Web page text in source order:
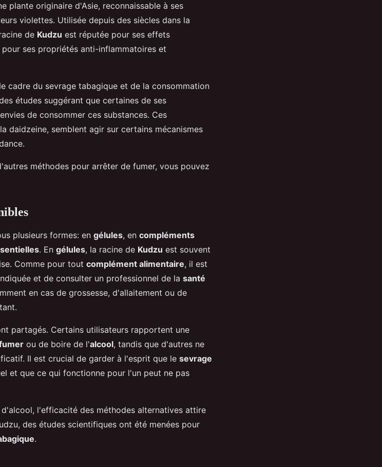
plante originaire d'Asie, reconnaissable à ses
violettes. Utilisée depuis des siècles dans la
de Kudzu est réputée pour ses effets
pour ses propriétés anti-inflammatoires et
cadre du sevrage tabagique et de la consommation
études suggérant que certaines de ses
de consommer ces substances. Ces
daidzeine, semblent agir sur certains mécanismes
méthodes pour arrêter de fumer, vous pouvez
plusieurs formes: en gélules, en compléments
. En gélules, la racine de Kudzu est souvent
Comme pour tout complément alimentaire, il est
et de consulter un professionnel de la santé
en cas de grossesse, d'allaitement ou de
partagés. Certains utilisateurs rapportent une
ou de boire de l'alcool, tandis que d'autres ne
Il est crucial de garder à l'esprit que le sevrage
et que ce qui fonctionne pour l'un peut ne pas
l'efficacité des méthodes alternatives attire
des études scientifiques ont été menées pour
.